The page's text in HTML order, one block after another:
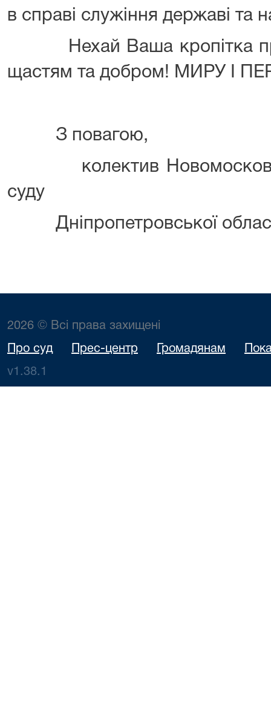
в справі служіння державі та
Нехай Ваша кропітка
щастям та добром! МИРУ І
З повагою,
колектив
суду
Дніпропетровської
2026 © Всі права захищені
Про суд Прес-центр Громадянам
v1.38.1